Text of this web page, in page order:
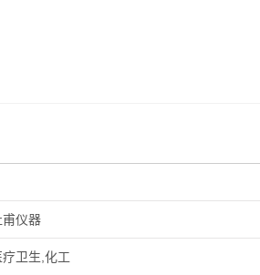
甫仪器
疗卫生,化工